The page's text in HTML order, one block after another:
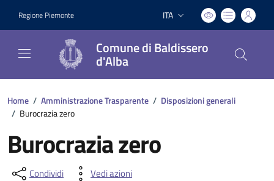
Regione Piemonte Lingua attiva:
ITA
Comune di Baldissero
d'Alba
Home / Amministrazione Trasparente / Disposizioni generali
/ Burocrazia zero
Burocrazia zero
Condividi Vedi azioni